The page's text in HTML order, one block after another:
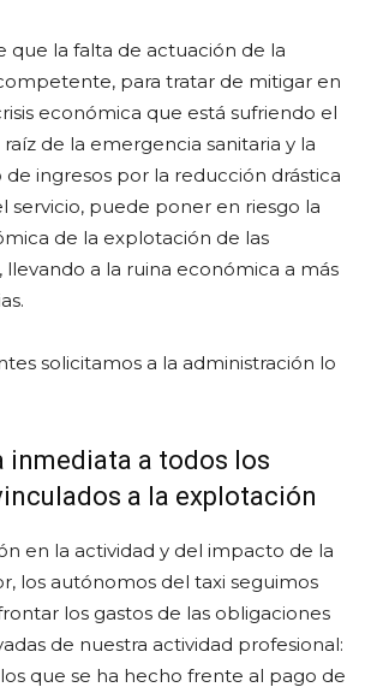
que la falta de actuación de la
para tratar de mitigar en
económica que está sufriendo el
de la emergencia sanitaria y la
ingresos por la reducción drástica
servicio, puede poner en riesgo la
de la explotación de las
llevando a la ruina económica a más
solicitamos a la administración lo
inmediata a todos los
a la explotación
en la actividad y del impacto de la
los autónomos del taxi seguimos
los gastos de las obligaciones
de nuestra actividad profesional:
que se ha hecho frente al pago de